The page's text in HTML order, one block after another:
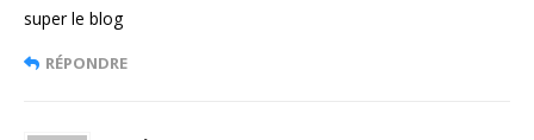
super le blog
RÉPONDRE